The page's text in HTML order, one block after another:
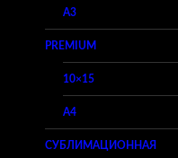
A3
PREMIUM
10×15
A4
СУБЛИМАЦИОННАЯ